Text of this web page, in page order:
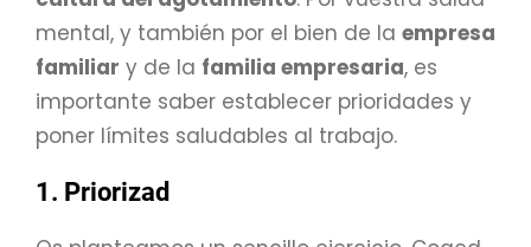
mental, y también por el bien de la empresa
familiar y de la familia empresaria, es
importante saber establecer prioridades y
poner límites saludables al trabajo.
1. Priorizad